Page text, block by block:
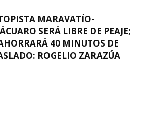
MARAVATÍO-
SERÁ LIBRE DE PEAJE;
40 MINUTOS DE
ROGELIO ZARAZÚA